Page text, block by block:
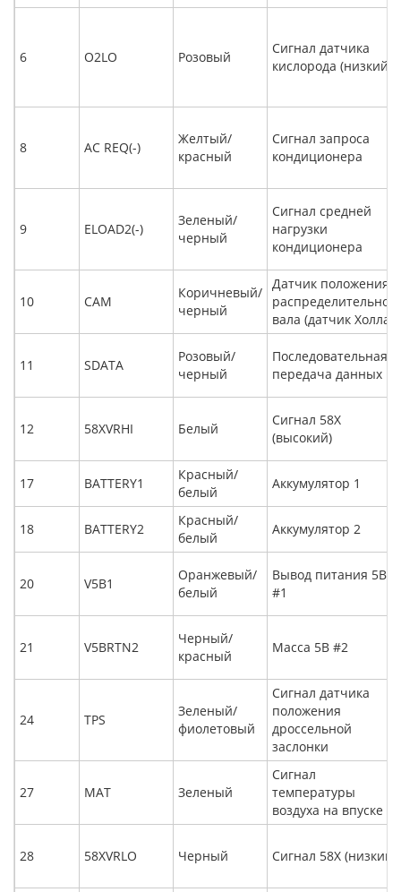
6 O2LO Розовый
Сигнал датчика
кислорода (низкий)
8 AC REQ(-)
Желтый/
красный
Сигнал запроса
кондиционера
9 ELOAD2(-)
Зеленый/
черный
Сигнал средней
нагрузки
кондиционера
10 CAM
Коричневый/
черный
Датчик положения
распределительного
вала (датчик Холла)
11 SDATA
Розовый/
черный
Последовательная
передача данных
12 58XVRHI Белый
Сигнал 58X
(высокий)
17 BATTERY1
Красный/
белый
Аккумулятор 1
18 BATTERY2
Красный/
белый
Аккумулятор 2
20 V5B1
Оранжевый/
белый
Вывод питания 5В
#1
21 V5BRTN2
Черный/
красный
Масса 5В #2
24 TPS
Зеленый/
фиолетовый
Сигнал датчика
положения
дроссельной
заслонки
27 MAT Зеленый
Сигнал
температуры
воздуха на впуске
28 58XVRLO Черный Сигнал 58X (низкий)